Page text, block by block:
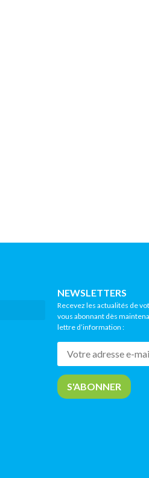
NEWSLETTERS
Recevez les actualités de
vous abonnant dès
lettre d’information :